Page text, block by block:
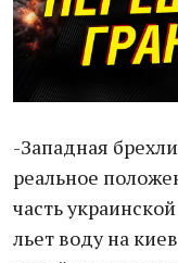
-Западная
реальное
часть
льет воду на